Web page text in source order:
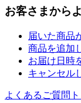
お客さまから
届いた商品
商品を追加
お届け日時
キャンセル
よくあるご質問